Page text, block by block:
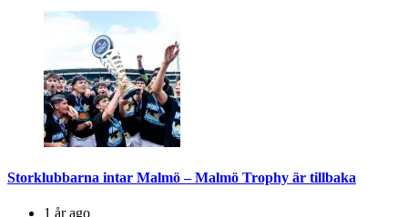
Storklubbarna intar Malmö – Malmö Trophy är tillbaka
1 år ago